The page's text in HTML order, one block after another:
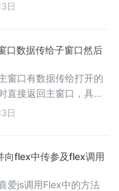
日
口数据传给子窗口然后
窗口有数据传给打开的
直接返回主窗口，具体
朋友可以参考
日
向flex中传参及flex调用
爱js调用Flex中的方法